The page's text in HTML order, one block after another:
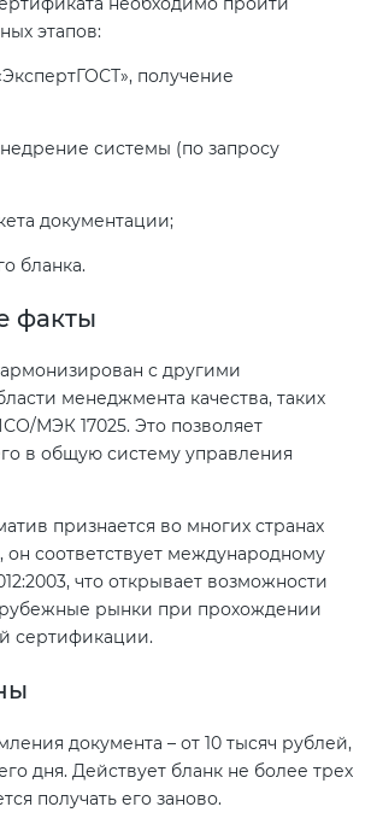
этапов:
получение
системы (по запросу
документации;
бланка.
факты
с другими
менеджмента качества, таких
МЭК 17025. Это позволяет
в общую систему управления
признается во многих странах
соответствует международному
что открывает возможности
рынки при прохождении
сертификации.
документа – от 10 тысяч рублей,
дня. Действует бланк не более трех
получать его заново.
товаров
легкой
защиты (ТР ТС